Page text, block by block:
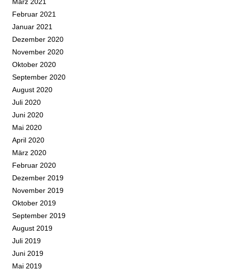
Februar 2021
Januar 2021
Dezember 2020
November 2020
Oktober 2020
September 2020
August 2020
Juli 2020
Juni 2020
Mai 2020
April 2020
März 2020
Februar 2020
Dezember 2019
November 2019
Oktober 2019
September 2019
August 2019
Juli 2019
Juni 2019
Mai 2019